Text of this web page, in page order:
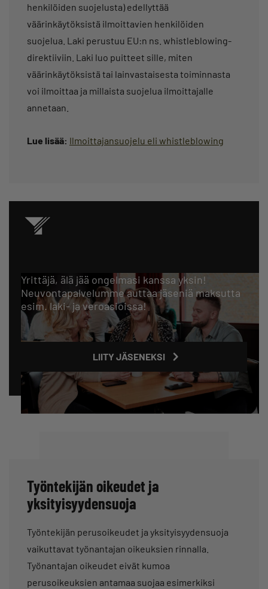
henkilöiden suojelusta) edellyttää
väärinkäytöksistä ilmoittavien henkilöiden
suojelua. Laki perustuu EU:n ns. whistleblowing-
direktiiviin. Laki luo puitteet sille, miten
väärinkäytöksistä tai lainvastaisesta toiminnasta
voi ilmoittaa ja millaista suojelua ilmoittajalle
annetaan.
Lue lisää: Ilmoittajansuojelu eli whistleblowing
Yrittäjä, älä jää ongelmasi kanssa yksin!
Neuvontapalvelumme auttaa jäseniä maksutta
esim. laki- ja veroasioissa!
LIITY JÄSENEKSI
Työntekijän oikeudet ja
yksityisyydensuoja
Työntekijän perusoikeudet ja yksityisyydensuoja
vaikuttavat työnantajan oikeuksien rinnalla.
Työnantajan oikeudet eivät kumoa
perusoikeuksien antamaa suojaa esimerkiksi